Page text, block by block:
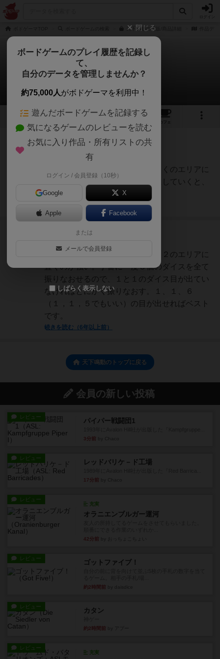
天下鳴動の通販/商品詳細
天下鳴動
2件の戦略やコツ
26 6 41
カフェ
373名
なるべく小さい数字の城で且つ多くのエリアに
援軍を送れる場所を制するようにしていくと、
いいかと思います。
続きを読む（6年弱前）
1名
マップのは位置にもよりますが、２のエリアに
置くのが強い。手番に一度３個のダイスを全て
振りなおせるので、１と１のダイス目が出てい
なければとにかく振りなおす。１、１、６
（１，１，５でもいい）の目が出せればベスト
です。
続きを読む（6年以上前）
天下鳴動のトップに戻る
会員の新しい投稿
レビュー パイパー戦闘団1
3分前
レビュー レッドバリケ－ド工場
17分前
レビュー
充実
オラニエンブルガー運河
42分前
レビュー ゴットファイブ！
約2時間前
レビュー カタン
約2時間前
レビュー
充実
閉じる
ボードゲームのプレイ履歴を記録し
て、
自分のデータを管理しませんか？
約75,000人がボドゲーマを利用中！
遊んだボードゲームを記録する
気になるゲームのレビューを読む
お気に入り作品・所有リストの共
有
ログイン / 会員登録（10秒）
Google X
Apple Facebook
または
メールで会員登録
しばらく表示しない